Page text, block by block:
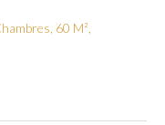
60 M²,